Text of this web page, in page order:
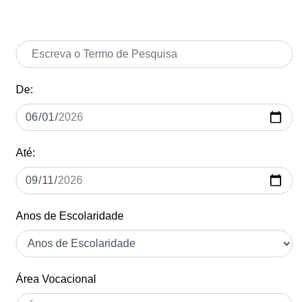
De:
Até:
Anos de Escolaridade
Área Vocacional